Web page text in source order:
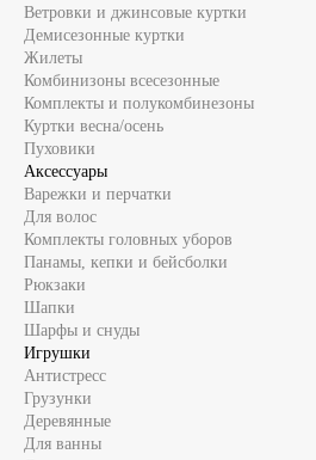
Ветровки и джинсовые куртки
Демисезонные куртки
Жилеты
Комбинизоны всесезонные
Комплекты и полукомбинезоны
Куртки весна/осень
Пуховики
Аксессуары
Варежки и перчатки
Для волос
Комплекты головных уборов
Панамы, кепки и бейсболки
Рюкзаки
Шапки
Шарфы и снуды
Игрушки
Антистресс
Грузунки
Деревянные
Для ванны